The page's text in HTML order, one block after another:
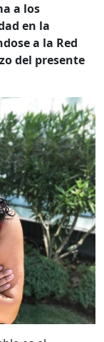
a los
en la
a la Red
del presente